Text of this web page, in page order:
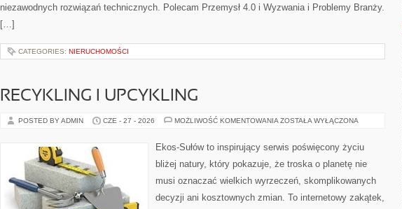
niezawodnych rozwiązań technicznych. Polecam Przemysł 4.0 i Wyzwania i Problemy Branży.
[…]
CATEGORIES: NIERUCHOMOŚCI
RECYKLING I UPCYKLING
POSTED BY ADMIN CZE - 27 - 2026 MOŻLIWOŚĆ KOMENTOWANIA RECYKLING
ZOSTAŁA WYŁĄCZONA
Ekos-Sułów to inspirujący serwis poświęcony życiu
bliżej natury, który pokazuje, że troska o planetę nie
musi oznaczać wielkich wyrzeczeń, skomplikowanych
decyzji ani kosztownych zmian. To internetowy zakątek,